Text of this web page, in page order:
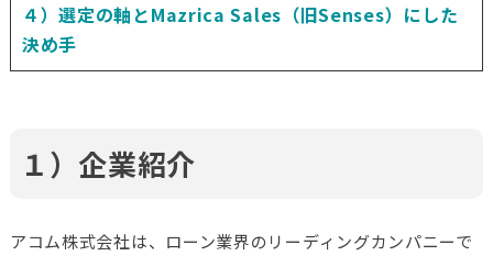
４）選定の軸とMazrica Sales（旧Senses）にした
決め手
１）企業紹介
アコム株式会社は、ローン業界のリーディングカンパニーで